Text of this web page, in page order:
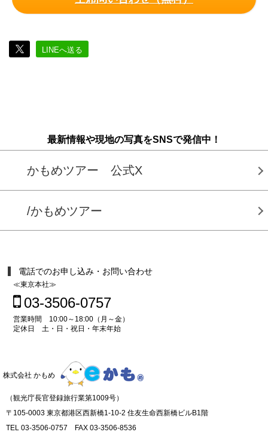
LINEへ送る
最新情報や現地の写真をSNSで発信中！
かもめツアー 公式X
/かもめツアー
電話でのお申し込み・お問い合わせ
≪東京本社≫
03-3506-0757
営業時間 10:00～18:00（月～金）
定休日 土・日・祝日・年末年始
株式会社 かもめ
（観光庁長官登録旅行業第1009号）
〒105-0003 東京都港区西新橋1-10-2 住友生命西新橋ビルB1階
TEL 03-3506-0757 FAX 03-3506-8536